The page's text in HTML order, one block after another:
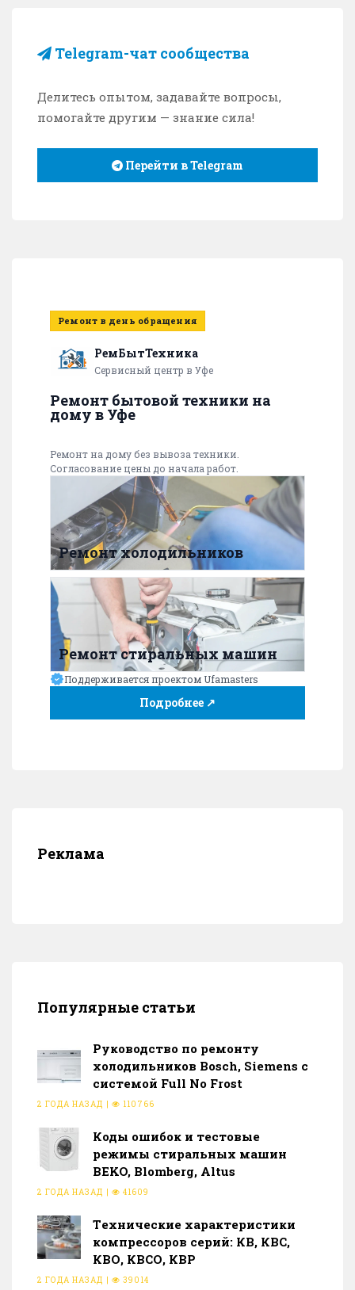
Telegram-чат сообщества
Делитесь опытом, задавайте вопросы,
помогайте другим — знание сила!
Перейти в Telegram
Ремонт в день обращения
РемБытТехника
Сервисный центр в Уфе
Ремонт бытовой техники на
дому в Уфе
Ремонт на дому без вывоза техники.
Согласование цены до начала работ.
Ремонт холодильников
Ремонт стиральных машин
Поддерживается проектом Ufamasters
Подробнее ↗
Реклама
Популярные статьи
Руководство по ремонту
холодильников Bosch, Siemens с
системой Full No Frost
2 ГОДА НАЗАД 110766
Коды ошибок и тестовые
режимы стиральных машин
BEKO, Blomberg, Altus
2 ГОДА НАЗАД 41609
Тeхнические характеристики
компрессоров серий: КВ, КВС,
КВО, КВСО, КВР
2 ГОДА НАЗАД 39014